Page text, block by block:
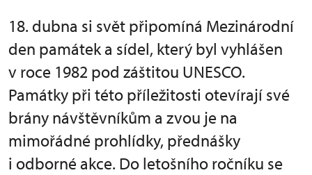
18. dubna si svět připomíná Mezinárodní
den památek a sídel, který byl vyhlášen
v roce 1982 pod záštitou UNESCO.
Památky při této příležitosti otevírají své
brány návštěvníkům a zvou je na
mimořádné prohlídky, přednášky
i odborné akce. Do letošního ročníku se